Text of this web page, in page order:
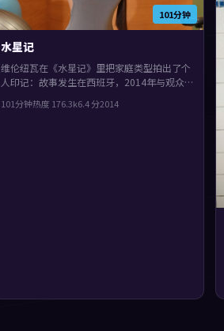
101分钟
水星记
维伦纽瓦在《水星记》里把家庭类型拍出了个
人印记：故事发生在西班牙，2014年与观众
物在道德与生存之间反复拉扯，观感紧凑，值
101分钟热度 176.3k6.4分2014